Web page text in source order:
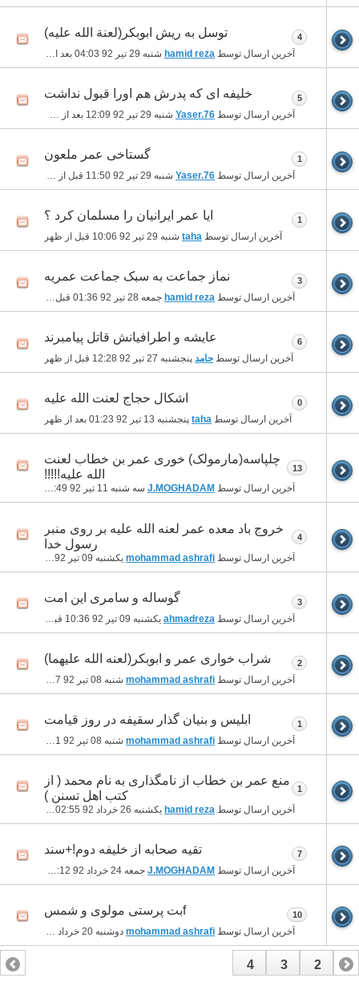
توسل به ریش ابوبکر(لعنة الله علیه)
آخرین ارسال توسط hamid reza شنبه 29 تیر 92 04:03 بعد از ظهر
4
خلیفه ای که پدرش هم اورا قبول نداشت
آخرین ارسال توسط Yaser.76 شنبه 29 تیر 92 12:09 بعد از ظهر
5
گستاخی عمر ملعون
آخرین ارسال توسط Yaser.76 شنبه 29 تیر 92 11:50 قبل از ظهر
1
ایا عمر ایرانیان را مسلمان کرد ؟
آخرین ارسال توسط taha شنبه 29 تیر 92 10:06 قبل از ظهر
1
نماز جماعت به سبک جماعت عمریه
آخرین ارسال توسط hamid reza جمعه 28 تیر 92 01:36 قبل از ظهر
3
عایشه و اطرافیانش قاتل پیامبرند
آخرین ارسال توسط حامد پنجشنبه 27 تیر 92 12:28 قبل از ظهر
6
اشکال حجاج لعنت الله علیه
آخرین ارسال توسط taha پنجشنبه 13 تیر 92 01:23 بعد از ظهر
0
چلپاسه(مارمولک) خوری عمر بن خطاب لعنت
الله علیه!!!!!
آخرین ارسال توسط J.MOGHADAM سه شنبه 11 تیر 92 12:49 بعد از ظهر
13
خروج باد معده عمر لعنه الله علیه بر روی منبر
رسول خدا
آخرین ارسال توسط mohammad ashrafi یکشنبه 09 تیر 92
4
گوساله و سامری این امت
آخرین ارسال توسط ahmadreza یکشنبه 09 تیر 92 10:36 قبل از ظهر
3
شراب خواری عمر و ابوبکر(لعنه الله علیهما)
آخرین ارسال توسط mohammad ashrafi شنبه 08 تیر 92 04:47 بعد از ظهر
2
ابليس و بنيان گذار سقيفه در روز قيامت
آخرین ارسال توسط mohammad ashrafi شنبه 08 تیر 92 04:41 بعد از ظهر
1
منع عمر بن خطاب از نامگذاری به نام محمد ( از
کتب اهل تسنن )
آخرین ارسال توسط hamid reza یکشنبه 26 خرداد 92 02:55 بعد از ظهر
1
تقيه صحابه از خليفه دوم!+سند
آخرین ارسال توسط J.MOGHADAM جمعه 24 خرداد 92 10:12 بعد از ظهر
7
fبت پرستی مولوی و شمس
آخرین ارسال توسط mohammad ashrafi دوشنبه 20 خرداد 92
10
1
2
3
4